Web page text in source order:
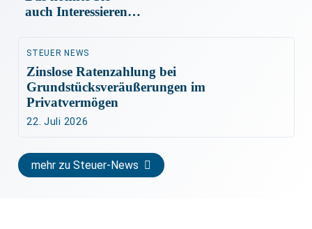
auch Interessieren…
STEUER NEWS
Zinslose Ratenzahlung bei
Grundstücksveräußerungen im
Privatvermögen
22. Juli 2026
mehr zu Steuer-News